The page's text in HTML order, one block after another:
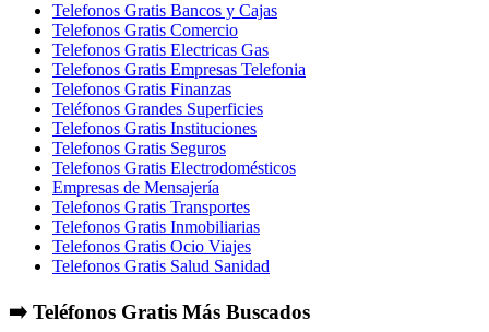
Telefonos Gratis Bancos y Cajas
Telefonos Gratis Comercio
Telefonos Gratis Electricas Gas
Telefonos Gratis Empresas Telefonia
Telefonos Gratis Finanzas
Teléfonos Grandes Superficies
Telefonos Gratis Instituciones
Telefonos Gratis Seguros
Telefonos Gratis Electrodomésticos
Empresas de Mensajería
Telefonos Gratis Transportes
Telefonos Gratis Inmobiliarias
Telefonos Gratis Ocio Viajes
Telefonos Gratis Salud Sanidad
➡️ Teléfonos Gratis Más Buscados